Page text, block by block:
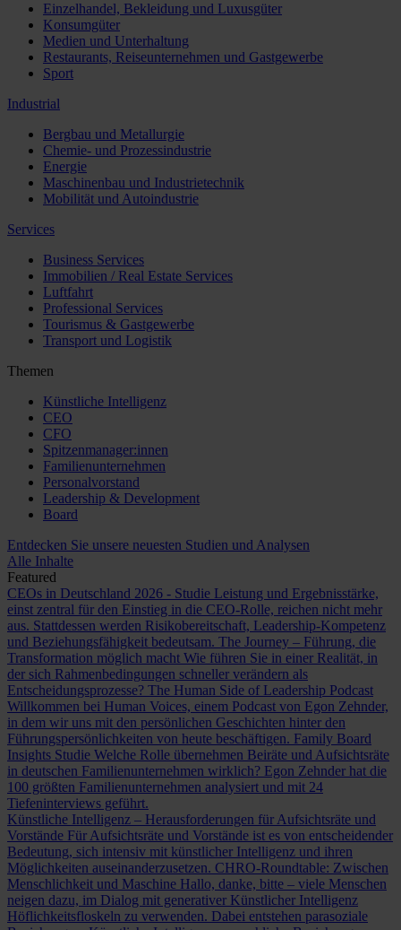
Einzelhandel, Bekleidung und Luxusgüter
Konsumgüter
Medien und Unterhaltung
Restaurants, Reiseunternehmen und Gastgewerbe
Sport
Industrial
Bergbau und Metallurgie
Chemie- und Prozessindustrie
Energie
Maschinenbau und Industrietechnik
Mobilität und Autoindustrie
Services
Business Services
Immobilien / Real Estate Services
Luftfahrt
Professional Services
Tourismus & Gastgewerbe
Transport und Logistik
Themen
Künstliche Intelligenz
CEO
CFO
Spitzenmanager:innen
Familienunternehmen
Personalvorstand
Leadership & Development
Board
Entdecken Sie unsere neuesten Studien und Analysen
Alle Inhalte
Featured
CEOs in Deutschland 2026 - Studie Leistung und Ergebnisstärke,
einst zentral für den Einstieg in die CEO-Rolle, reichen nicht mehr
aus. Stattdessen werden Risikobereitschaft, Leadership-Kompetenz
und Beziehungsfähigkeit bedeutsam. The Journey – Führung, die
Transformation möglich macht Wie führen Sie in einer Realität, in
der sich Rahmenbedingungen schneller verändern als
Entscheidungsprozesse? The Human Side of Leadership Podcast
Willkommen bei Human Voices, einem Podcast von Egon Zehnder,
in dem wir uns mit den persönlichen Geschichten hinter den
Führungspersönlichkeiten von heute beschäftigen. Family Board
Insights Studie Welche Rolle übernehmen Beiräte und Aufsichtsräte
in deutschen Familienunternehmen wirklich? Egon Zehnder hat die
100 größten Familienunternehmen analysiert und mit 24
Tiefeninterviews geführt.
Künstliche Intelligenz – Herausforderungen für Aufsichtsräte und
Vorstände Für Aufsichtsräte und Vorstände ist es von entscheidender
Bedeutung, sich intensiv mit künstlicher Intelligenz und ihren
Möglichkeiten auseinanderzusetzen. CHRO-Roundtable: Zwischen
Menschlichkeit und Maschine Hallo, danke, bitte – viele Menschen
neigen dazu, im Dialog mit generativer Künstlicher Intelligenz
Höflichkeitsfloskeln zu verwenden. Dabei entstehen parasoziale